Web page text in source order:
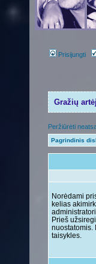
Prisijungti
Gražių
Peržiūrėti
Pagrindinis
Norėdami
kelias
Prieš
nuostatomis.
taisykles.